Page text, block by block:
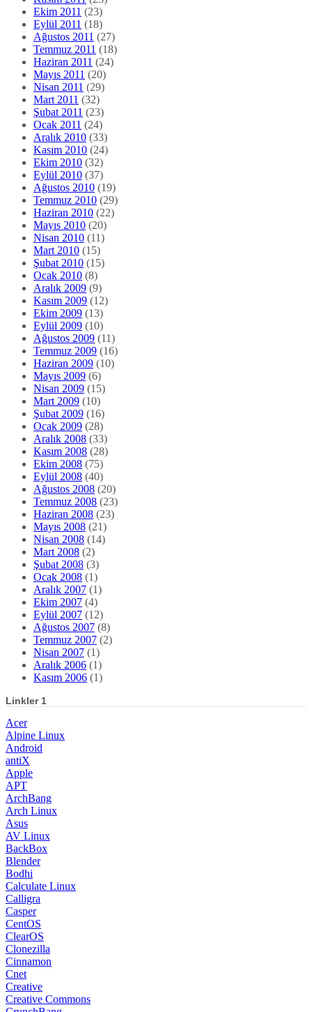
Ekim 2011 (23)
Eylül 2011 (18)
Ağustos 2011 (27)
Temmuz 2011 (18)
Haziran 2011 (24)
Mayıs 2011 (20)
Nisan 2011 (29)
Mart 2011 (32)
Şubat 2011 (23)
Ocak 2011 (24)
Aralık 2010 (33)
Kasım 2010 (24)
Ekim 2010 (32)
Eylül 2010 (37)
Ağustos 2010 (19)
Temmuz 2010 (29)
Haziran 2010 (22)
Mayıs 2010 (20)
Nisan 2010 (11)
Mart 2010 (15)
Şubat 2010 (15)
Ocak 2010 (8)
Aralık 2009 (9)
Kasım 2009 (12)
Ekim 2009 (13)
Eylül 2009 (10)
Ağustos 2009 (11)
Temmuz 2009 (16)
Haziran 2009 (10)
Mayıs 2009 (6)
Nisan 2009 (15)
Mart 2009 (10)
Şubat 2009 (16)
Ocak 2009 (28)
Aralık 2008 (33)
Kasım 2008 (28)
Ekim 2008 (75)
Eylül 2008 (40)
Ağustos 2008 (20)
Temmuz 2008 (23)
Haziran 2008 (23)
Mayıs 2008 (21)
Nisan 2008 (14)
Mart 2008 (2)
Şubat 2008 (3)
Ocak 2008 (1)
Aralık 2007 (1)
Ekim 2007 (4)
Eylül 2007 (12)
Ağustos 2007 (8)
Temmuz 2007 (2)
Nisan 2007 (1)
Aralık 2006 (1)
Kasım 2006 (1)
Linkler 1
Acer
Alpine Linux
Android
antiX
Apple
APT
ArchBang
Arch Linux
Asus
AV Linux
BackBox
Blender
Bodhi
Calculate Linux
Calligra
Casper
CentOS
ClearOS
Clonezilla
Cinnamon
Cnet
Creative
Creative Commons